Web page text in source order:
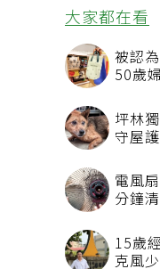
大家都在看
被認
50
坪林
守屋
電風
汙附著
15歲